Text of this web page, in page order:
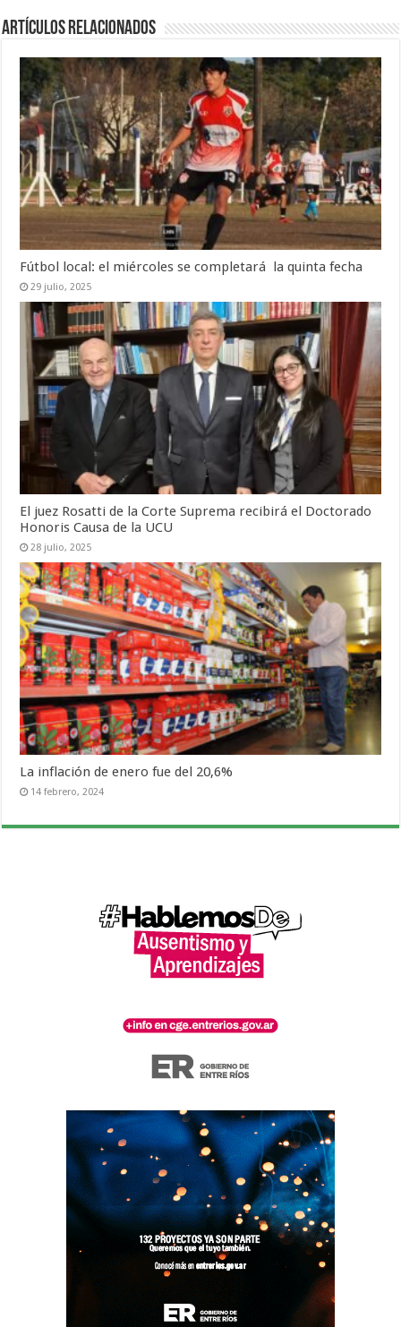
Artículos Relacionados
Fútbol local: el miércoles se completará la quinta fecha
29 julio, 2025
El juez Rosatti de la Corte Suprema recibirá el Doctorado
Honoris Causa de la UCU
28 julio, 2025
La inflación de enero fue del 20,6%
14 febrero, 2024